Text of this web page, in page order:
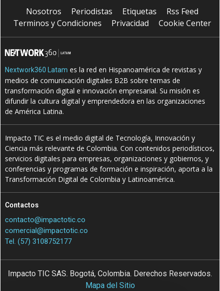
Nosotros Periodistas Etiquetas
Rss Feed
Terminos y Condiciones
Privacidad Cookie Center
Nextwork360 Latam es la red en Hispanoamérica de revistas y
medios de comunicación digitales B2B sobre temas de
transformación digital e innovación empresarial. Su misión es
difundir la cultura digital y emprendedora en las organizaciones
de América Latina.
Impacto TIC es el medio digital de Tecnología, Innovación y
Ciencia más relevante de Colombia. Con contenidos periodísticos,
servicios digitales para empresas, organizaciones y gobiernos, y
conferencias y programas de formación e inspiración, aporta a la
Transformación Digital de Colombia y Latinoamérica.
Contactos
contacto@impactotic.co
comercial@impactotic.co
Tel. (57) 3108752177
Impacto TIC SAS. Bogotá, Colombia. Derechos Reservados.
Mapa del Sitio